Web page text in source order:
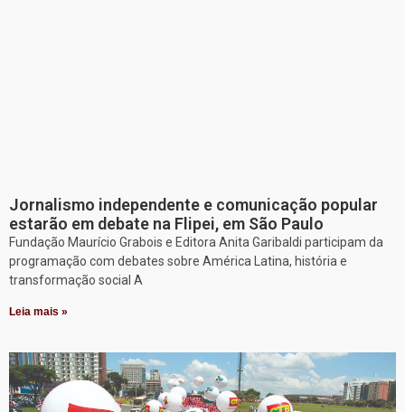
Jornalismo independente e comunicação popular
estarão em debate na Flipei, em São Paulo
Fundação Maurício Grabois e Editora Anita Garibaldi participam da
programação com debates sobre América Latina, história e
transformação social A
Leia mais »